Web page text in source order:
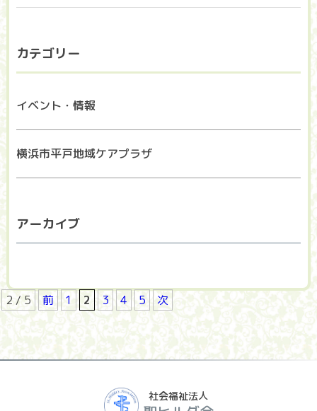
カテゴリー
イベント・情報
横浜市平戸地域ケアプラザ
アーカイブ
2 / 5 前 1 2 3 4 5 次
社会福祉法人